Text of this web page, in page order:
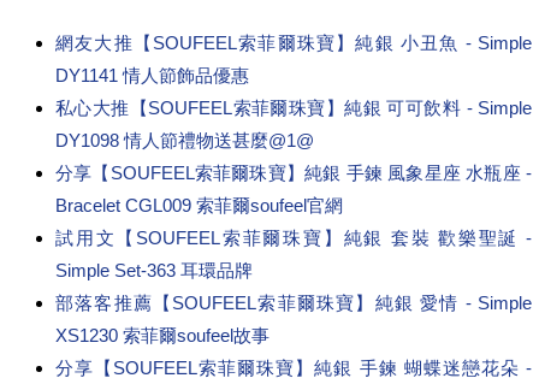
網友大推【SOUFEEL索菲爾珠寶】純銀 小丑魚 - Simple
DY1141 情人節飾品優惠
私心大推【SOUFEEL索菲爾珠寶】純銀 可可飲料 - Simple
DY1098 情人節禮物送甚麼@1@
分享【SOUFEEL索菲爾珠寶】純銀 手鍊 風象星座 水瓶座 -
Bracelet CGL009 索菲爾soufeel官網
試用文【SOUFEEL索菲爾珠寶】純銀 套裝 歡樂聖誕 -
Simple Set-363 耳環品牌
部落客推薦【SOUFEEL索菲爾珠寶】純銀 愛情 - Simple
XS1230 索菲爾soufeel故事
分享【SOUFEEL索菲爾珠寶】純銀 手鍊 蝴蝶迷戀花朵 -